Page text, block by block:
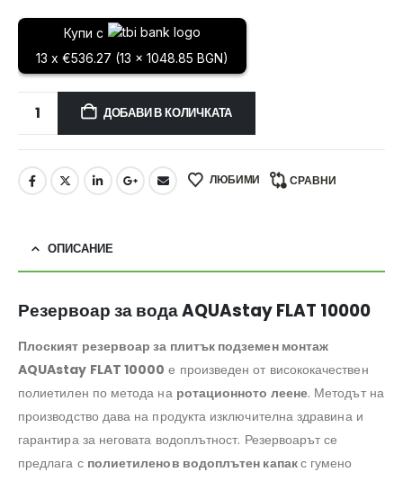
Купи с
13 x €536.27 (13 x 1048.85 BGN)
ДОБАВИ В КОЛИЧКАТА
ЛЮБИМИ СРАВНИ
ОПИСАНИЕ
Резервоар за вода AQUAstay FLAT 10000
Плоският резервоар за плитък подземен монтаж
AQUAstay FLAT 10000 е произведен от висококачествен
полиетилен по метода на ротационното леене. Методът на
производство дава на продукта изключителна здравина и
гарантира за неговата водоплътност. Резервоарът се
предлага с полиетиленов водоплътен капакс гумено